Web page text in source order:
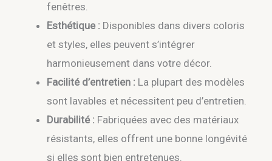
fenêtres.
Esthétique : Disponibles dans divers coloris
et styles, elles peuvent s’intégrer
harmonieusement dans votre décor.
Facilité d’entretien : La plupart des modèles
sont lavables et nécessitent peu d’entretien.
Durabilité : Fabriquées avec des matériaux
résistants, elles offrent une bonne longévité
si elles sont bien entretenues.